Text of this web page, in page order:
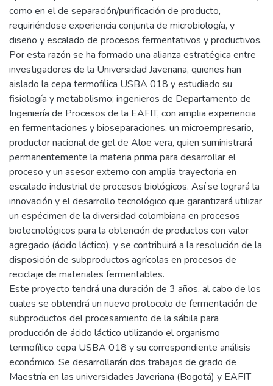
como en el de separación/purificación de producto,
requiriéndose experiencia conjunta de microbiología, y
diseño y escalado de procesos fermentativos y productivos.
Por esta razón se ha formado una alianza estratégica entre
investigadores de la Universidad Javeriana, quienes han
aislado la cepa termofílica USBA 018 y estudiado su
fisiología y metabolismo; ingenieros de Departamento de
Ingeniería de Procesos de la EAFIT, con amplia experiencia
en fermentaciones y bioseparaciones, un microempresario,
productor nacional de gel de Aloe vera, quien suministrará
permanentemente la materia prima para desarrollar el
proceso y un asesor externo con amplia trayectoria en
escalado industrial de procesos biológicos. Así se logrará la
innovación y el desarrollo tecnológico que garantizará utilizar
un espécimen de la diversidad colombiana en procesos
biotecnológicos para la obtención de productos con valor
agregado (ácido láctico), y se contribuirá a la resolución de la
disposición de subproductos agrícolas en procesos de
reciclaje de materiales fermentables.
Este proyecto tendrá una duración de 3 años, al cabo de los
cuales se obtendrá un nuevo protocolo de fermentación de
subproductos del procesamiento de la sábila para
producción de ácido láctico utilizando el organismo
termofílico cepa USBA 018 y su correspondiente análisis
económico. Se desarrollarán dos trabajos de grado de
Maestría en las universidades Javeriana (Bogotá) y EAFIT